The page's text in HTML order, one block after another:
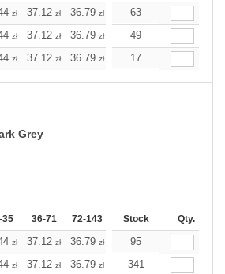
zł 37.12 zł 36.79 zł 36.47
63
zł 37.12 zł 36.79 zł 36.47
49
zł 37.12 zł 36.79 zł 36.47
17
Grey
35 36-71 72-143 144-287 288 +
Stock Qty.
zł 37.12 zł 36.79 zł 36.47
95
zł 37.12 zł 36.79 zł 36.47zł
341